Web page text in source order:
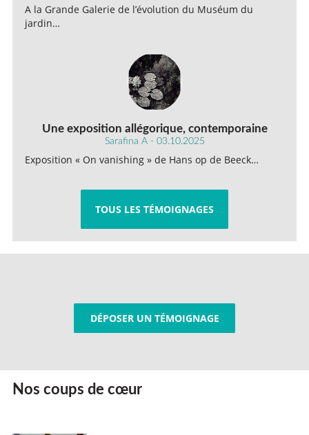
A la Grande Galerie de l’évolution du Muséum du
jardin…
Une exposition allégorique, contemporaine
Sarafina A - 03.10.2025
Exposition « On vanishing » de Hans op de Beeck…
TOUS LES TÉMOIGNAGES
DÉPOSER UN TÉMOIGNAGE
Nos coups de cœur